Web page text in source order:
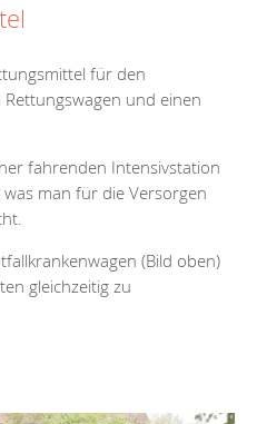
für den
und einen
fahrenden Intensivstation
man für die Versorgen
(Bild oben)
gleichzeitig zu